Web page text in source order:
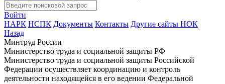
Войти
НАРК НСПК Документы Контакты Другие сайты НОК
Назад
Минтруд России
Министерство труда и социальной защиты РФ
Министерство труда и социальной защиты Российской
Федерации осуществляет координацию и контроль
деятельности находящейся в его ведении Федеральной